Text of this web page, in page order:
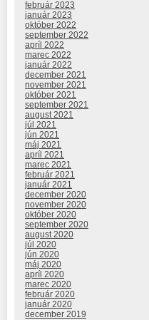
február 2023
január 2023
október 2022
september 2022
apríl 2022
marec 2022
január 2022
december 2021
november 2021
október 2021
september 2021
august 2021
júl 2021
jún 2021
máj 2021
apríl 2021
marec 2021
február 2021
január 2021
december 2020
november 2020
október 2020
september 2020
august 2020
júl 2020
jún 2020
máj 2020
apríl 2020
marec 2020
február 2020
január 2020
december 2019